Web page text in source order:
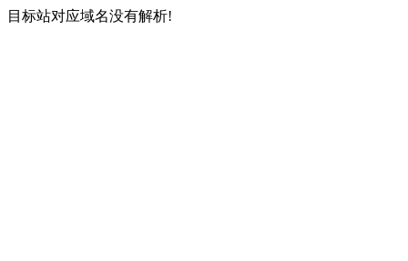
目标站对应域名没有解析!